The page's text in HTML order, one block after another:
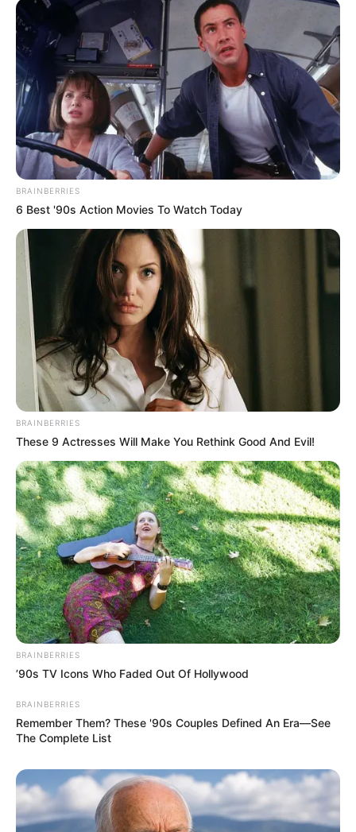
ΤΑ ΠΙΟ ΔΗΜΟΦΙΛΗ
BRAINBERRIES
6 Best '90s Action Movies To Watch Today
BRAINBERRIES
These 9 Actresses Will Make You Rethink Good And Evil!
BRAINBERRIES
’90s TV Icons Who Faded Out Of Hollywood
BRAINBERRIES
Remember Them? These '90s Couples Defined An Era—See
The Complete List